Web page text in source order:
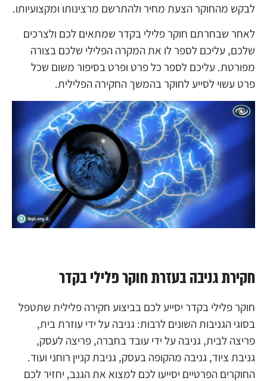
לבקש מהחוקר הצעת מחיר ולהתרשם מרצינותו ומקצועיותו.
לאחר שבחרתם חוקר פלילי בקדר שמתאים לכם ולצרכים
שלכם, עליכם לספר לו את המקרה הפלילי שלכם בצורה
מפורטת. עליכם לספר כל פרט ופרט בסיפור משום שכל
פרט עשוי לסייע לחוקר בהמשך החקירה הפלילית.
חקירת גניבה בעזרת חוקר פלילי בקדר
חוקר פלילי בקדר יסייע לכם בביצוע חקירה פלילית שתטפל
בסוגי הגניבות השונים לרבות: גניבה על ידי עוזרת בית,
פריצה לבית, גניבה על ידי עובד בחברה, פריצה לעסק,
גניבת ציוד, גניבה מהקופה בעסק, גניבת קניין רוחני ועוד.
החוקרים הפרטיים יסייעו לכם למצוא את הגנב, יחזיר לכם